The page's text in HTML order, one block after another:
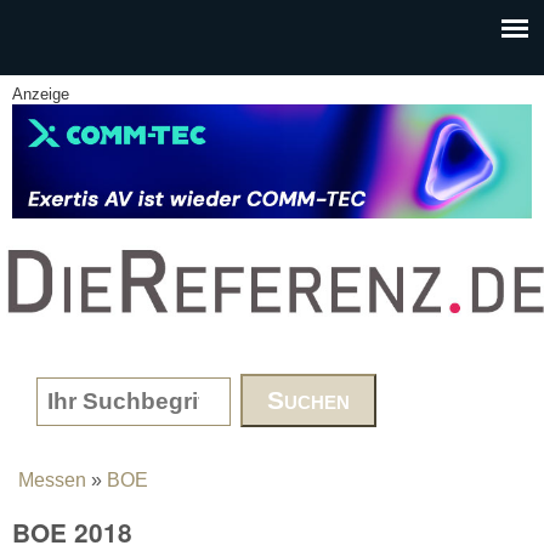
Anzeige
www.DieReferenz.de
Search form
You are here
Messen » BOE
BOE 2018